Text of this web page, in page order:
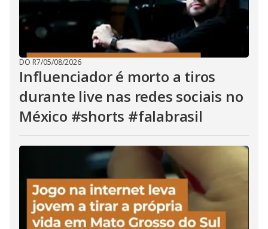
DO R7/05/08/2026
Influenciador é morto a tiros
durante live nas redes sociais no
México #shorts #falabrasil